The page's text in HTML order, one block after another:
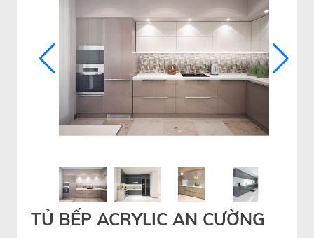
TỦ BẾP ACRYLIC AN CƯỜNG